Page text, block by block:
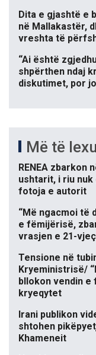
Dita e gjashtë e
në Mallakastër,
vreshta të
“Ai është
shpërthen ndaj
diskutimet, por
Më të
RENEA zbarkon
ushtarit, i riu
fotoja e autorit
“Më ngacmoi të
e fëmijërisë,
vrasjen e 21-
Tensione në
Kryeministrisë/
bllokon vendin e
kryeqytet
Irani publikon
shtohen
Khameneit